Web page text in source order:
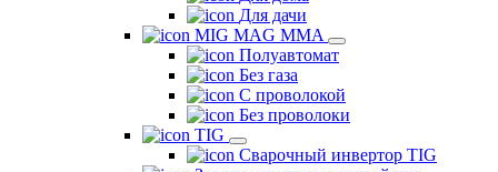
Для дачи
MIG MAG MMA
Полуавтомат
Без газа
С проволокой
Без проволоки
TIG
Сварочный инвертор TIG